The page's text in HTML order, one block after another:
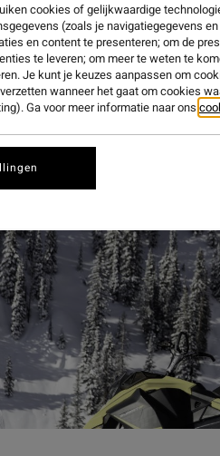
cookies of gelijkwaardige
(zoals je navigatiegegevens
en content te presenteren; om de
te leveren; om meer te weten te
Je kunt je keuzes aanpassen om
wanneer het gaat om cookies
Ga voor meer informatie naar ons